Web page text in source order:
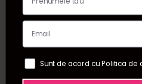
Sunt de acord cu Politica de